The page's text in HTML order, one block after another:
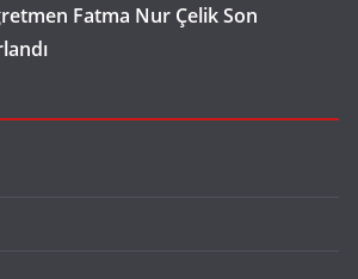
Fatma Nur Çelik Son